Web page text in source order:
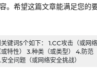
。希望这篇文章能满足您的要
键词5个如下： 1.CC攻击（或网
特性） 3.种类（或类型） 4.防范
全问题（或网络安全挑战）